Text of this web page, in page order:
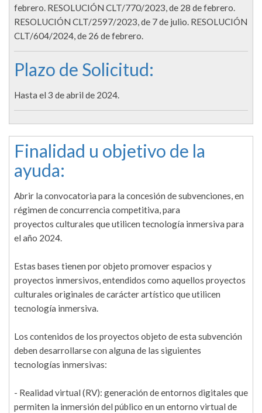
febrero. RESOLUCIÓN CLT/770/2023, de 28 de febrero.
RESOLUCIÓN CLT/2597/2023, de 7 de julio. RESOLUCIÓN
CLT/604/2024, de 26 de febrero.
Plazo de Solicitud:
Hasta el 3 de abril de 2024.
Finalidad u objetivo de la
ayuda:
Abrir la convocatoria para la concesión de subvenciones, en
régimen de concurrencia competitiva, para
proyectos culturales que utilicen tecnología inmersiva para
el año 2024.
Estas bases tienen por objeto promover espacios y
proyectos inmersivos, entendidos como aquellos proyectos
culturales originales de carácter artístico que utilicen
tecnología inmersiva.
Los contenidos de los proyectos objeto de esta subvención
deben desarrollarse con alguna de las siguientes
tecnologías inmersivas:
- Realidad virtual (RV): generación de entornos digitales que
permiten la inmersión del público en un entorno virtual de